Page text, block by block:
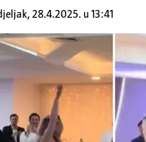
28.4.2025. u 13:41